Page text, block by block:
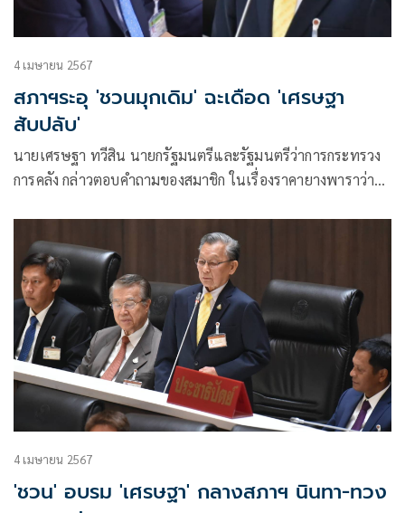
4 เมษายน 2567
สภาฯระอุ 'ชวนมุกเดิม' ฉะเดือด 'เศรษฐา
สับปลับ'
นายเศรษฐา ทวีสิน นายกรัฐมนตรีและรัฐมนตรีว่าการกระทรวง
การคลัง กล่าวตอบคำถามของสมาชิก ในเรื่องราคายางพาราว่า
4 เมษายน 2567
'ชวน' อบรม 'เศรษฐา' กลางสภาฯ นินทา-ทวง